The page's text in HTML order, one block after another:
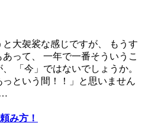
と大袈裟な感じですが、 もうす
って、 一年で一番そういうこ
「今」ではないでしょうか。
という間！！」と思いません
…
み方！